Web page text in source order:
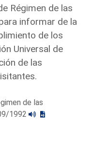
Régimen de las
informar de la
de los
Universal de
de las
de las
1992